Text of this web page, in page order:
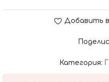
Добавить
Категория: